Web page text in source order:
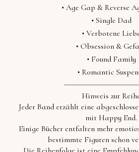
• Age Gap & Reverse
• Single Dad
• Verbotene
• Obsession &
• Found Family
• Romantic
Hinweis zur
Jeder Band erzählt eine
mit Happy End.
Einige Bücher entfalten mehr
bestimmte Figuren schon